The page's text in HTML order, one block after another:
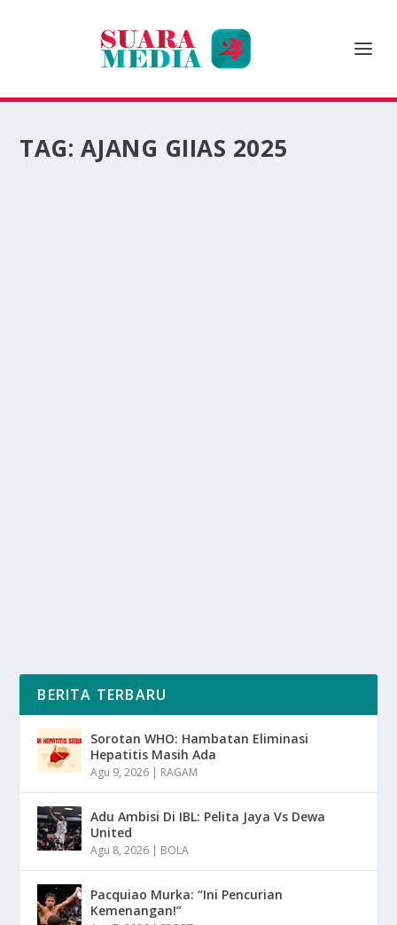
TAG: AJANG GIIAS 2025
BERITA TERBARU
Sorotan WHO: Hambatan Eliminasi
Hepatitis Masih Ada
Agu 9, 2026 | RAGAM
Adu Ambisi Di IBL: Pelita Jaya Vs Dewa
United
Agu 8, 2026 | BOLA
Pacquiao Murka: “Ini Pencurian
Kemenangan!”